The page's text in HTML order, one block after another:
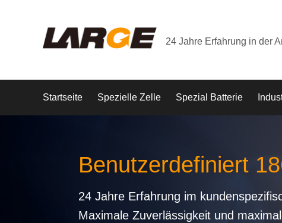
24 Jahre Erfahrung in der
Startseite Spezielle Zelle Spezial Batterie
Benutzerdefiniert
24 Jahre Erfahrung im
Maximale Zuverlässigkeit und